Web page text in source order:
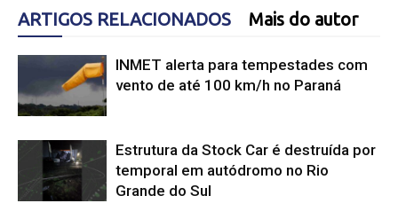
ARTIGOS RELACIONADOS Mais do autor
INMET alerta para tempestades com
vento de até 100 km/h no Paraná
Estrutura da Stock Car é destruída por
temporal em autódromo no Rio
Grande do Sul